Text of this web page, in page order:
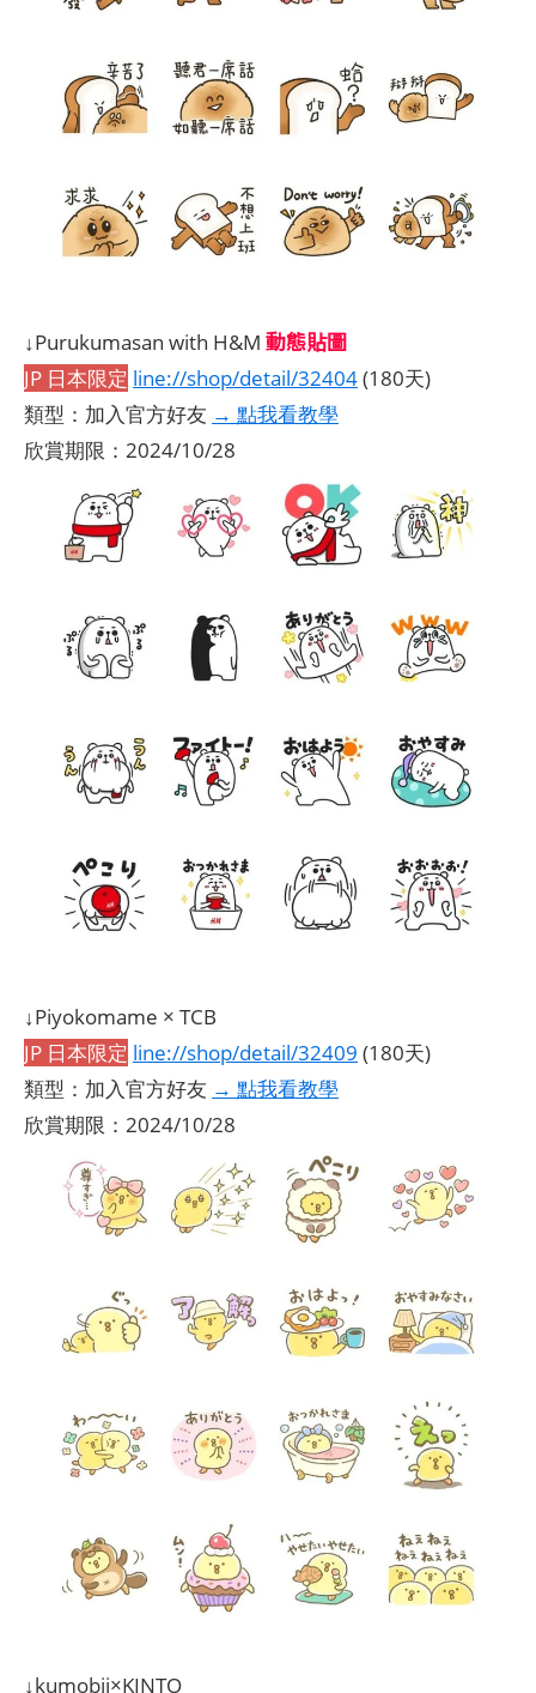
↓Purukumasan with H&M 動態貼圖
JP 日本限定 line://shop/detail/32404(180天)
類型：加入官方好友 → 點我看教學
欣賞期限：2024/10/28
↓Piyokomame × TCB
JP 日本限定 line://shop/detail/32409 (180天)
類型：加入官方好友 → 點我看教學
欣賞期限：2024/10/28
↓kumobii×KINTO